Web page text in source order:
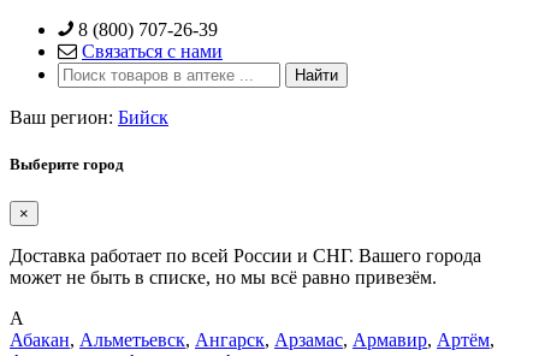
Skip
content
8 (800) 707-26-39
Связаться с нами
Ваш регион: Бийск
Выберите город
×
Доставка работает по всей России и СНГ. Вашего города
может не быть в списке, но мы всё равно привезём.
А
Абакан, Альметьевск, Ангарск, Арзамас, Армавир, Артём,